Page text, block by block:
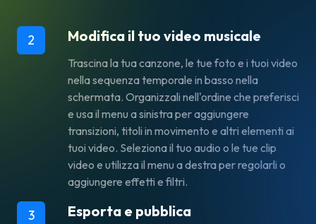
2 Modifica il tuo video musicale
Trascina la tua canzone, le tue foto e i tuoi video
nella sequenza temporale in basso nella
schermata. Organizzali nell'ordine che preferisci
e usa il menu a sinistra per aggiungere
transizioni, titoli in movimento e altri elementi ai
tuoi video. Seleziona il tuo audio o le tue clip
video e utilizza il menu a destra per regolarli o
aggiungere effetti e filtri.
3 Esporta e pubblica